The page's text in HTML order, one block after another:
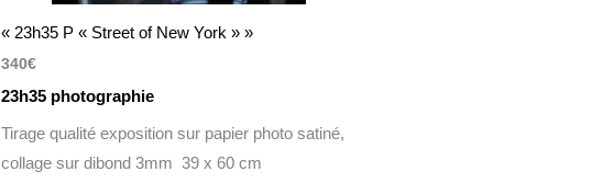
« 23h35 P « Street of New York » »
340€
23h35 photographie
Tirage qualité exposition sur papier photo satiné,
collage sur dibond 3mm 39 x 60 cm